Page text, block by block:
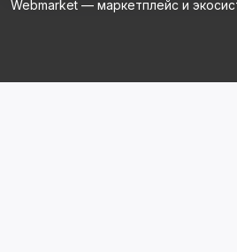
Webmarket — маркетплейс и